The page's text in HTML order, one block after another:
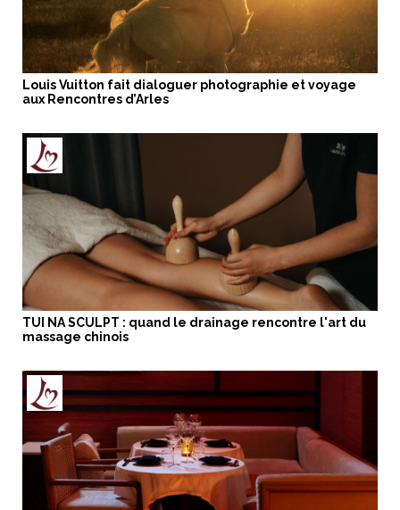
Louis Vuitton fait dialoguer photographie et voyage
aux Rencontres d’Arles
TUI NA SCULPT : quand le drainage rencontre l'art du
massage chinois